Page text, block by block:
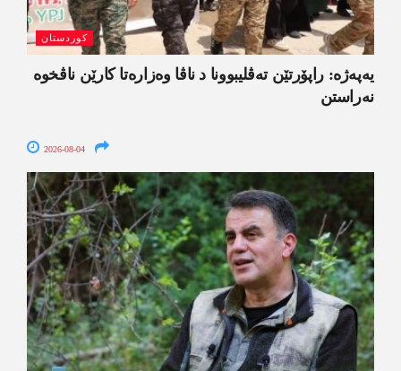
کوردستان
یەپەژە: راپۆرتێن تەڤلیبوونا د ناڤا وەزارەتا کارێن ناڤخوە
نەراستن
2026-08-04